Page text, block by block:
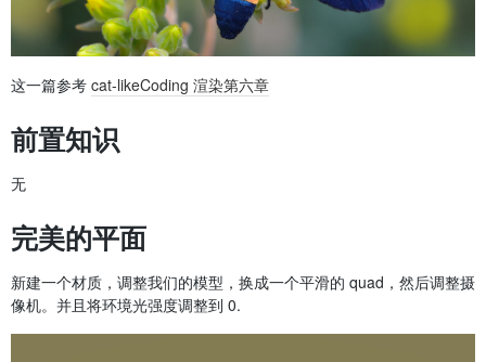
这一篇参考 cat-likeCoding 渲染第六章
前置知识
无
完美的平面
新建一个材质，调整我们的模型，换成一个平滑的 quad，然后调整摄
像机。并且将环境光强度调整到 0.